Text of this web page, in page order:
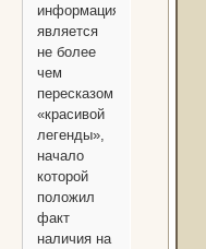
информация
является
не более
чем
пересказом
«красивой
легенды»,
начало
которой
положил
факт
наличия на